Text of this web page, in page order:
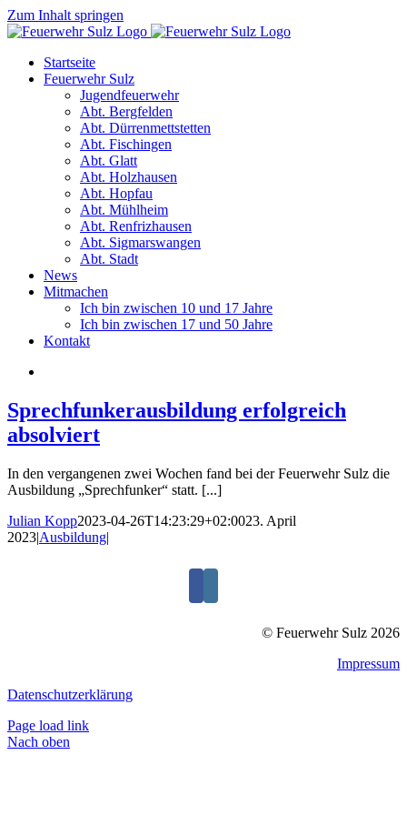
Zum Inhalt springen
Startseite
Feuerwehr Sulz
Jugendfeuerwehr
Abt. Bergfelden
Abt. Dürrenmettstetten
Abt. Fischingen
Abt. Glatt
Abt. Holzhausen
Abt. Hopfau
Abt. Mühlheim
Abt. Renfrizhausen
Abt. Sigmarswangen
Abt. Stadt
News
Mitmachen
Ich bin zwischen 10 und 17 Jahre
Ich bin zwischen 17 und 50 Jahre
Kontakt
Sprechfunkerausbildung erfolgreich
absolviert
In den vergangenen zwei Wochen fand bei der Feuerwehr Sulz die
Ausbildung „Sprechfunker“ statt. [...]
Julian Kopp2023-04-26T14:23:29+02:0023. April
2023|Ausbildung|
© Feuerwehr Sulz 2026
Impressum
Datenschutzerklärung
Page load link
Nach oben